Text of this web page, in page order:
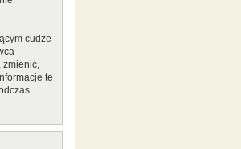
cudze
te